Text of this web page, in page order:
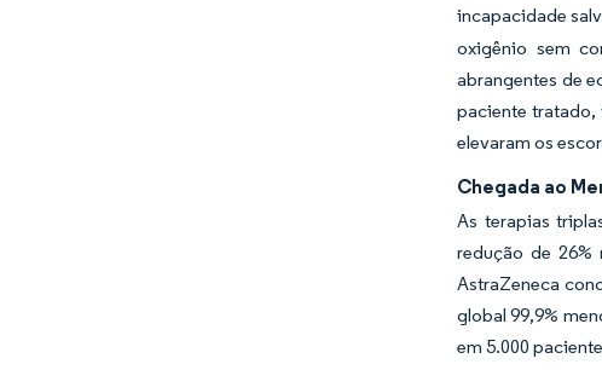
incapacidade
oxigênio sem
abrangentes de
paciente tratado,
elevaram os
Chegada ao
As terapias
redução de 26%
AstraZeneca
global 99,9%
em 5.000